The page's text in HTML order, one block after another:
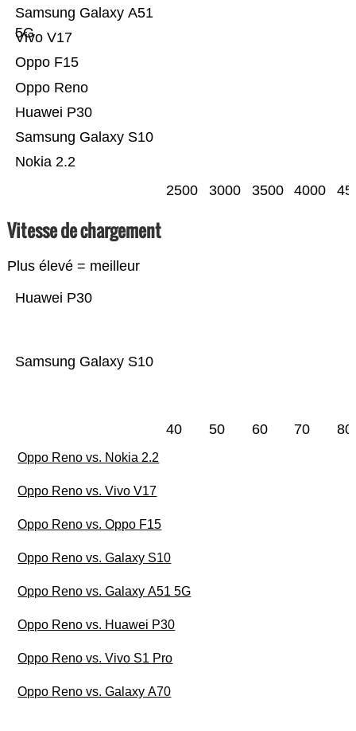
Nokia 2.2
Samsung Galaxy S10
Huawei P30
Oppo Reno
Oppo F15
Vivo V17
Samsung Galaxy A51
5G
2500 3000 3500 4000
Vitesse de chargement
Plus élevé = meilleur
Samsung Galaxy S10
Huawei P30
40 50 60 70 80
Oppo Reno vs. Nokia 2.2
Oppo Reno vs. Vivo V17
Oppo Reno vs. Oppo F15
Oppo Reno vs. Galaxy S10
Oppo Reno vs. Galaxy A51 5G
Oppo Reno vs. Huawei P30
Oppo Reno vs. Vivo S1 Pro
Oppo Reno vs. Galaxy A70